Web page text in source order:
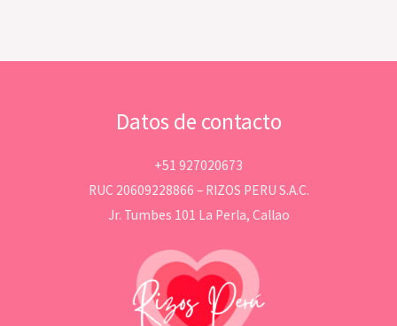
Datos de contacto
+51 927020673
RUC 20609228866 – RIZOS PERU S.A.C.
Jr. Tumbes 101 La Perla, Callao